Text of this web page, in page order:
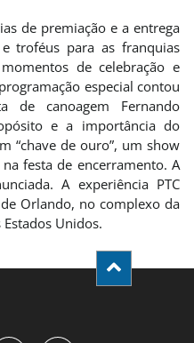
de premiação e a entrega
troféus para as franquias
de celebração e
especial contou
de canoagem Fernando
e a importância do
“chave de ouro”, um show
festa de encerramento. A
A experiência PTC
Orlando, no complexo da
Unidos.